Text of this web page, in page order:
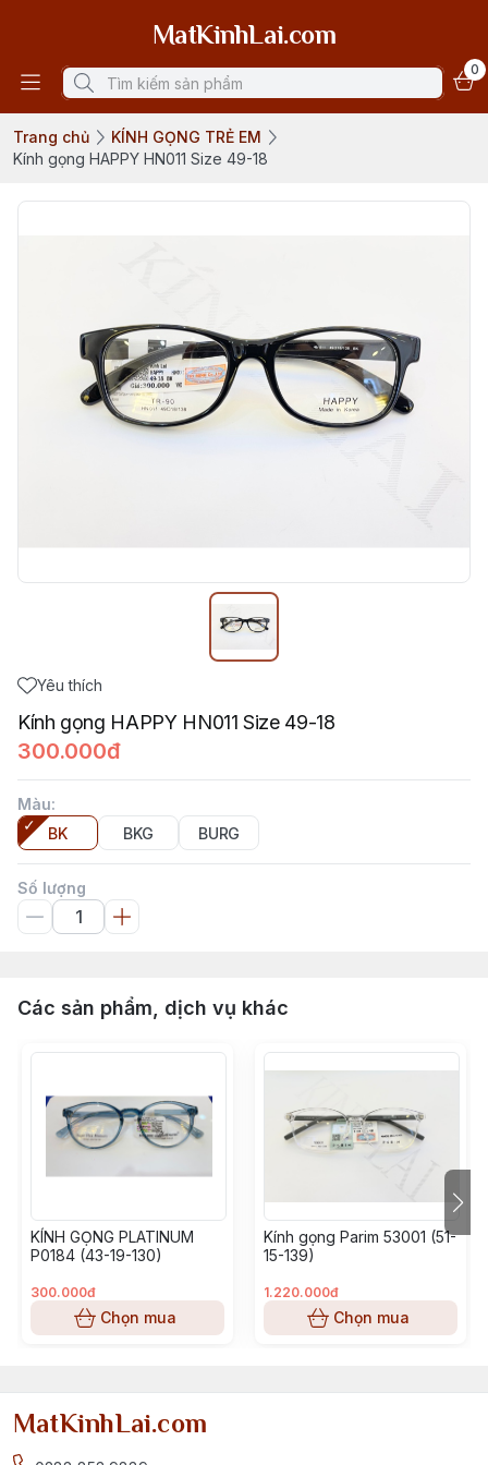
MatKinhLai.com
0
Trang chủ
KÍNH GỌNG TRẺ EM
Kính gọng HAPPY HN011 Size 49-18
Yêu thích
Kính gọng HAPPY HN011 Size 49-18
300.000đ
Màu:
BK
BKG BURG
Số lượng
Các sản phẩm, dịch vụ khác
KÍNH GỌNG PLATINUM
P0184 (43-19-130)
300.000đ
Chọn mua
Kính gọng Parim 53001 (51-
15-139)
1.220.000đ
Chọn mua
MatKinhLai.com